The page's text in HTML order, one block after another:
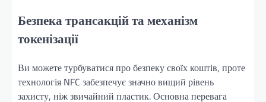
Безпека трансакцій та механізм
токенізації
Ви можете турбуватися про безпеку своїх коштів, проте
технологія NFC забезпечує значно вищий рівень
захисту, ніж звичайний пластик. Основна перевага